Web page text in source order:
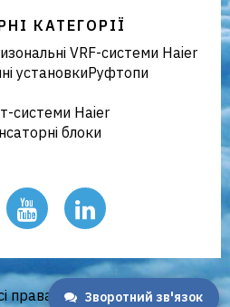
Зворотний зв'язок
КАТЕГОРІЇ
VRF-системи Haier
установкиРуфтопи
системи Haier
блоки
права захищено